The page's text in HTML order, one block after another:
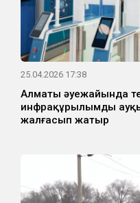
25.04.2026 17:38
Алматы әуежайында
инфрақұрылымды
жалғасып жатыр